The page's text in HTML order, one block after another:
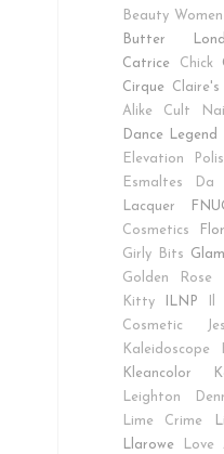
Beauty Women
Butter
Catrice
Chick
Cirque
Claire's
Alike
Cult
Dance Legend
Elevation
Esmaltes Da
Lacquer
Cosmetics
Girly Bits
Golden Rose
Kitty
ILNP
Cosmetic
Kaleidoscope
Kleancolor
Leighton
Lime Crime
Llarowe
Love